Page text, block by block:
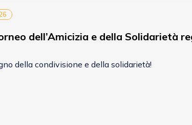
dell’Amicizia e della Solidarietà
della condivisione e della solidarietà!